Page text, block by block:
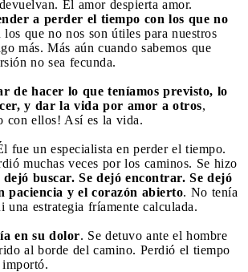
El amor despierta amor.
a perder el tiempo con los que no
los que no nos son útiles para nuestros
más. Más aún cuando sabemos que
no sea fecunda.
de hacer lo que teníamos previsto, lo
y dar la vida por amor a otros,
con ellos! Así es la vida.
fue un especialista en perder el tiempo.
muchas veces por los caminos. Se hizo
dejó buscar. Se dejó encontrar. Se dejó
paciencia y el corazón abierto. No tenía
una estrategia fríamente calculada.
en su dolor. Se detuvo ante el hombre
al borde del camino. Perdió el tiempo